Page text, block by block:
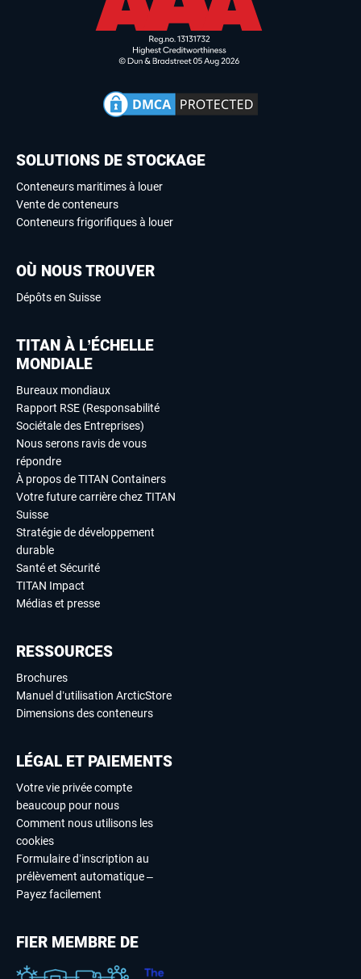
SOLUTIONS DE STOCKAGE
Conteneurs maritimes à louer
Vente de conteneurs
Conteneurs frigorifiques à louer
OÙ NOUS TROUVER
Dépôts en Suisse
TITAN À L’ÉCHELLE
MONDIALE
Bureaux mondiaux
Rapport RSE (Responsabilité
Sociétale des Entreprises)
Nous serons ravis de vous
répondre
À propos de TITAN Containers
Votre future carrière chez TITAN
Suisse
Stratégie de développement
durable
Santé et Sécurité
TITAN Impact
Médias et presse
RESSOURCES
Brochures
Manuel d’utilisation ArcticStore
Dimensions des conteneurs
LÉGAL ET PAIEMENTS
Votre vie privée compte
beaucoup pour nous
Comment nous utilisons les
cookies
Formulaire d’inscription au
prélèvement automatique –
Payez facilement
FIER MEMBRE DE